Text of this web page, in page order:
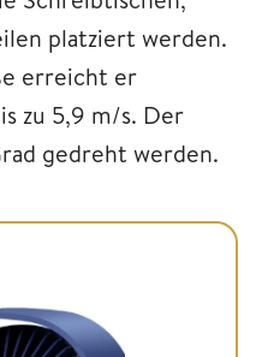
platziert werden.
erreicht er
zu 5,9 m/s. Der
gedreht werden.